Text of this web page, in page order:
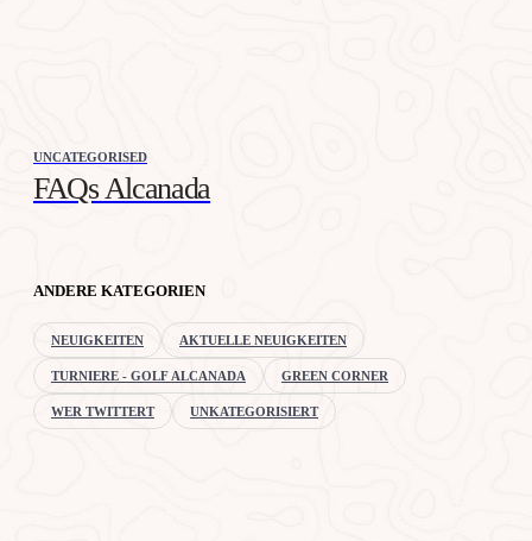
UNCATEGORISED
FAQs Alcanada
ANDERE KATEGORIEN
NEUIGKEITEN AKTUELLE NEUIGKEITEN
TURNIERE - GOLF ALCANADA GREEN CORNER
WER TWITTERT UNKATEGORISIERT